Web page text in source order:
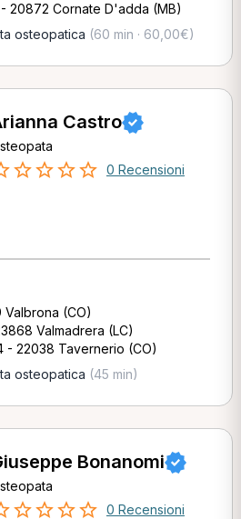
20872 Cornate D'adda (MB)
osteopatica (60 min · 60,00€)
Castro
0 Recensioni
Valbrona (CO)
Valmadrera (LC)
- 22038 Tavernerio (CO)
osteopatica (45 min)
Bonanomi
0 Recensioni